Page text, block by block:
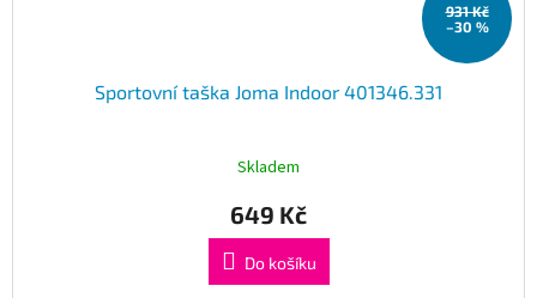
931 Kč
–30 %
Sportovní taška Joma Indoor 401346.331
Skladem
649 Kč
Do košíku